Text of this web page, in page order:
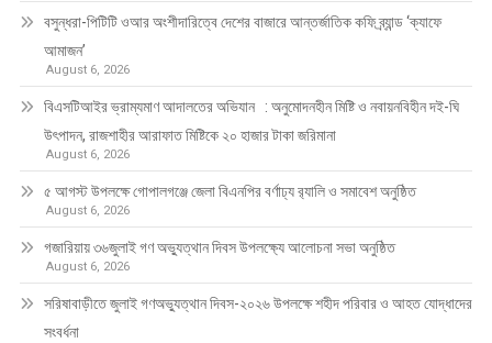
বসুন্ধরা-পিটিটি ওআর অংশীদারিত্বে দেশের বাজারে আন্তর্জাতিক কফি ব্র্যান্ড ‘ক্যাফে
আমাজন’
August 6, 2026
বিএসটিআইর ভ্রাম্যমাণ আদালতের অভিযান : অনুমোদনহীন মিষ্টি ও নবায়নবিহীন দই-ঘি
উৎপাদন, রাজশাহীর আরাফাত মিষ্টিকে ২০ হাজার টাকা জরিমানা
August 6, 2026
৫ আগস্ট উপলক্ষে গোপালগঞ্জে জেলা বিএনপির বর্ণাঢ্য র‍্যালি ও সমাবেশ অনুষ্ঠিত
August 6, 2026
গজারিয়ায় ৩৬জুলাই গণ অভ্যুত্থান দিবস উপলক্ষ্যে আলোচনা সভা অনুষ্ঠিত
August 6, 2026
সরিষাবাড়ীতে জুলাই গণঅভ্যুত্থান দিবস-২০২৬ উপলক্ষে শহীদ পরিবার ও আহত যোদ্ধাদের
সংবর্ধনা